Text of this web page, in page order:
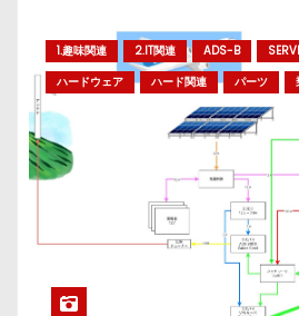
1.趣味関連 2.IT関連 ADS-B
ハードウェア
ハード関連 パーツ